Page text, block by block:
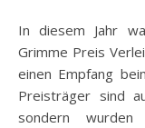
In diesem Jahr war noch einmal alles anders bei der
Grimme Preis
einen Empfang
Preisträger sind
sondern